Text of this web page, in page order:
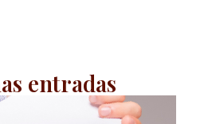
entradas